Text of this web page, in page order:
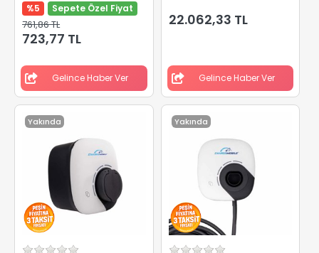
%5 Sepete Özel Fiyat
761,86 TL
723,77 TL
Gelince Haber Ver
22.062,33 TL
Gelince Haber Ver
Yakında Yakında